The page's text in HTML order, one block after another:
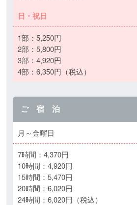
日・祝日
1部：5,250円
2部：5,800円
3部：4,920円
4部：6,350円（税込）
ご 宿 泊
月～金曜日
7時間：4,370円
10時間：4,920円
15時間：5,470円
20時間：6,020円
24時間：6,020円（税込）